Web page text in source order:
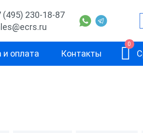
(495) 230-18-87
и оплата Контакты
0